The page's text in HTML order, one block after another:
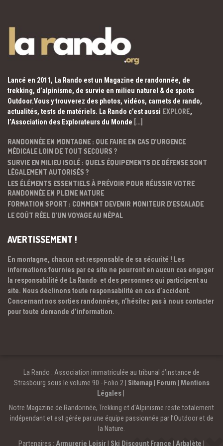
Lancé en 2011, La Rando est un Magazine de randonnée, de
trekking, d’alpinisme, de survie en milieu naturel & de sports
Outdoor.Vous y trouverez des photos, vidéos, carnets de rando,
actualités, tests de matériels. La Rando c’est aussi EXPLORE,
l’Association des Explorateurs du Monde […]
RANDONNÉE EN MONTAGNE : QUE FAIRE EN CAS D’URGENCE
MÉDICALE LOIN DE TOUT SECOURS ?
SURVIE EN MILIEU ISOLÉ : QUELS ÉQUIPEMENTS DE DÉFENSE SONT
LÉGALEMENT AUTORISÉS ?
LES ÉLÉMENTS ESSENTIELS À PRÉVOIR POUR RÉUSSIR VOTRE
RANDONNÉE EN PLEINE NATURE
FORMATION SPORT : COMMENT DEVENIR MONITEUR D’ESCALADE
LE COÛT RÉEL D’UN VOYAGE AU NÉPAL
AVERTISSEMENT !
En montagne, chacun est responsable de sa sécurité ! Les
informations fournies par ce site ne pourront en aucun cas engager
la responsabilité de La Rando et des personnes qui participent au
site. Nous déclinons toute responsabilité en cas d’accident.
Concernant nos sorties randonnées, n’hésitez pas à nous contacter
pour toute demande d’information.
La Rando : Association immatriculée au tribunal d’instance de
Strasbourg sous le volume 90 - Folio 2 | Sitemap| Forum | Mentions
Légales |
Notre Magazine de Randonnée, Trekking et d'Alpinisme reste totalement
indépendant et est gérée par une équipe passionnée par l’Outdoor et de
la Nature.
Partenaires : Armurerie Loisir Ski Discount France Arbalète